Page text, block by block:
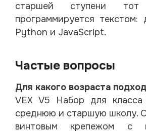
старшей ступени
программируется текстом:
Python и JavaScript.
Частые вопросы
Для какого возраста
VEX V5 Набор для класса
среднюю и старшую школу.
винтовым крепежом с